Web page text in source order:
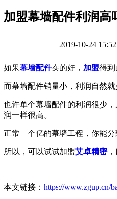
加盟幕墙配件利润高
2019-10-24
如果幕墙配件卖的好， 加盟得到
而幕墙配件销量小，利润自然就
也许单个幕墙配件的利润很少
润一样很高。
正常一个亿的幕墙工程，你能分
所以，可以试试加盟艾卓精密，
本文链接： https://www.zgup.cn/